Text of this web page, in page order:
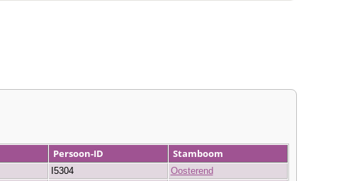
Persoon-ID Stamboom
I5304
Oosterend